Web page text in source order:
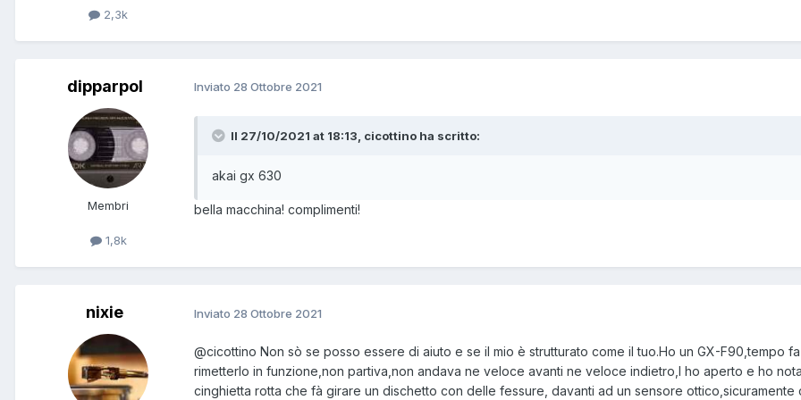
2,3k
dipparpol
Membri
1,8k
Inviato 28 Ottobre 2021
Il 27/10/2021 at 18:13, cicottino ha scritto:
akai gx 630
bella macchina! complimenti!
nixie Inviato 28 Ottobre 2021
@cicottino Non sò se posso essere di aiuto e se il mio è strutturato come il tuo.Ho un GX-F90,tempo
rimetterlo in funzione,non partiva,non andava ne veloce avanti ne veloce indietro,l ho aperto e ho
cinghietta rotta che fà girare un dischetto con delle fessure, davanti ad un sensore ottico,sicuramente